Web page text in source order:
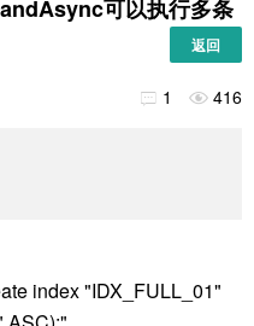
可以执行多条
返回
 1  416
index "IDX_FULL_01"